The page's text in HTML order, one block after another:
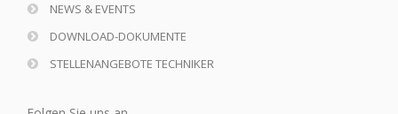
NEWS & EVENTS
DOWNLOAD-DOKUMENTE
STELLENANGEBOTE TECHNIKER